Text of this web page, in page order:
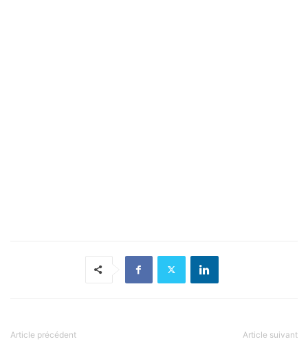
Article précédent Article suivant